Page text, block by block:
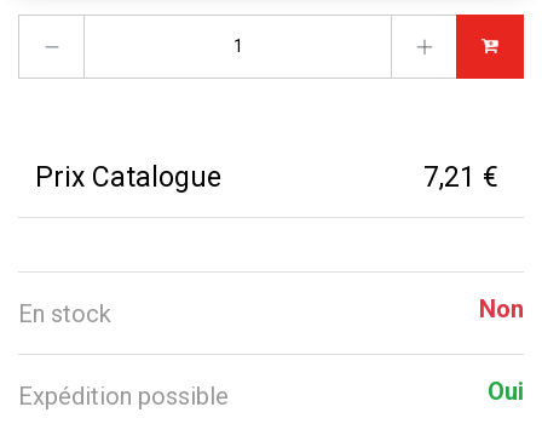
Prix Catalogue 7,21 €
En stock Non
Expédition possible Oui